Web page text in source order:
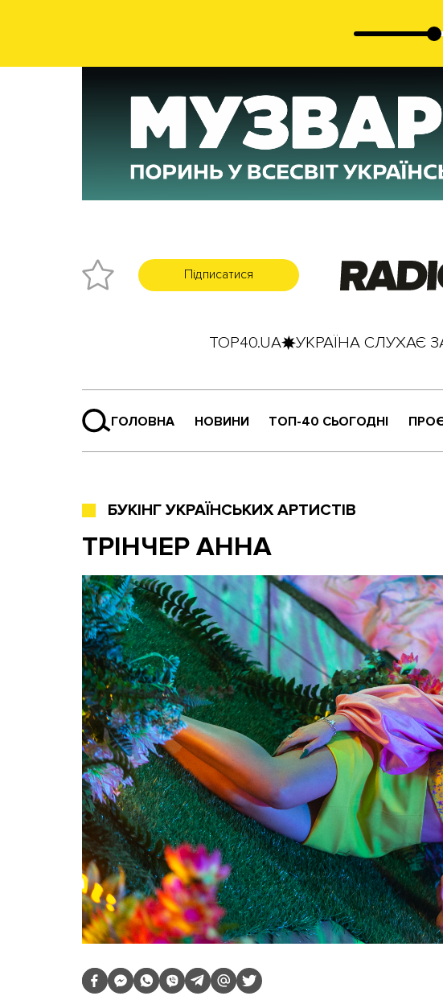
Підписатися
TOP40.UA УКРАЇНА СЛУХАЄ
ГОЛОВНА НОВИНИ ТОП-40 СЬОГОДНІ
БУКІНГ УКРАЇНСЬКИХ АРТИСТІВ
ТРІНЧЕР АННА